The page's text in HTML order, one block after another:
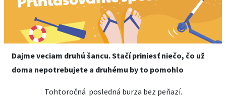
Dajme veciam druhú šancu. Stačí priniesť niečo, čo už
doma nepotrebujete a druhému by to pomohlo
Tohtoročná posledná burza bez peňazí.